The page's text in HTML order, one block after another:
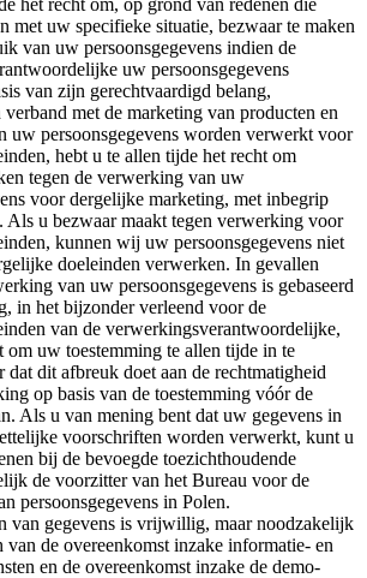
het recht om, op grond van redenen die
met uw specifieke situatie, bezwaar te maken
van uw persoonsgegevens indien de
uw persoonsgegevens
van zijn gerechtvaardigd belang,
met de marketing van producten en
uw persoonsgegevens worden verwerkt voor
hebt u te allen tijde het recht om
tegen de verwerking van uw
voor dergelijke marketing, met inbegrip
Als u bezwaar maakt tegen verwerking voor
kunnen wij uw persoonsgegevens niet
doeleinden verwerken. In gevallen
van uw persoonsgegevens is gebaseerd
in het bijzonder verleend voor de
van de verwerkingsverantwoordelijke,
om uw toestemming te allen tijde in te
dat dit afbreuk doet aan de rechtmatigheid
op basis van de toestemming vóór de
Als u van mening bent dat uw gegevens in
voorschriften worden verwerkt, kunt u
bij de bevoegde toezichthoudende
de voorzitter van het Bureau voor de
persoonsgegevens in Polen.
van gegevens is vrijwillig, maar noodzakelijk
van de overeenkomst inzake informatie- en
en de overeenkomst inzake de demo-